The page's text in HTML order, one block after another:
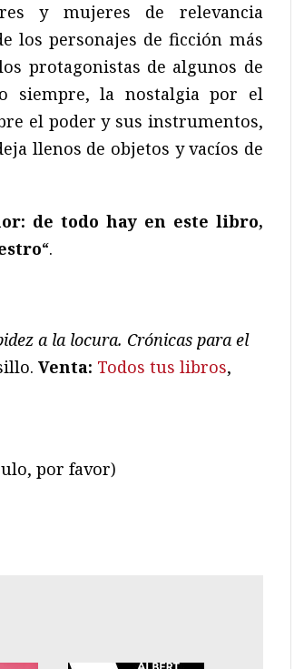
y mujeres de relevancia
los personajes de ficción más
protagonistas de algunos de
siempre, la nostalgia por el
el poder y sus instrumentos,
llenos de objetos y vacíos de
de todo hay en este libro,
“.
a la locura. Crónicas para el
Venta: Todos tus libros,
por favor)